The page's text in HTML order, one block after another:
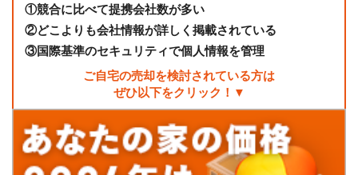
①競合に比べて提携会社数が多い
②どこよりも会社情報が詳しく掲載されている
③国際基準のセキュリティで個人情報を管理
ご自宅の売却を検討されている方は
ぜひ以下をクリック！▼